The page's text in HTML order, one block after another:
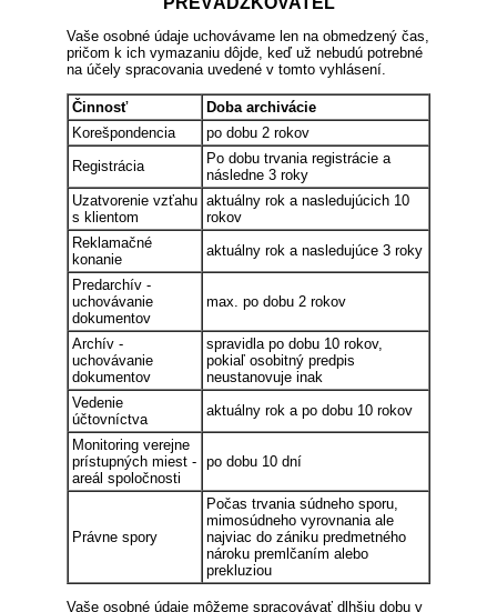
Vaše osobné údaje uchovávame len na obmedzený čas,
pričom k ich vymazaniu dôjde, keď už nebudú potrebné
na účely spracovania uvedené v tomto vyhlásení.
Činnosť
Doba archivácie
Korešpondencia
po dobu 2 rokov
Registrácia
Po dobu trvania registrácie a
následne 3 roky
Uzatvorenie vzťahu
s klientom
aktuálny rok a nasledujúcich 10
rokov
Reklamačné
konanie
aktuálny rok a nasledujúce 3 roky
Predarchív -
uchovávanie
dokumentov
max. po dobu 2 rokov
Archív -
uchovávanie
dokumentov
spravidla po dobu 10 rokov,
pokiaľ osobitný predpis
neustanovuje inak
Vedenie
účtovníctva
aktuálny rok a po dobu 10 rokov
Monitoring verejne
prístupných miest -
areál spoločnosti
po dobu 10 dní
Právne spory
Počas trvania súdneho sporu,
mimosúdneho vyrovnania ale
najviac do zániku predmetného
nároku premlčaním alebo
prekluziou
Vaše osobné údaje môžeme spracovávať dlhšiu dobu v